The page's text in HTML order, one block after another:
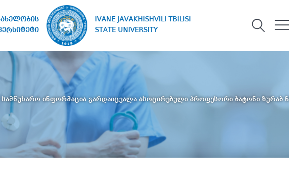
IVANE JAVAKHISHVILI TBILISI
STATE UNIVERSITY
სამწუხარო ინფორმაცია გარდაიცვალა ასოცირებული პროფესორი ბატონი ზურაბ